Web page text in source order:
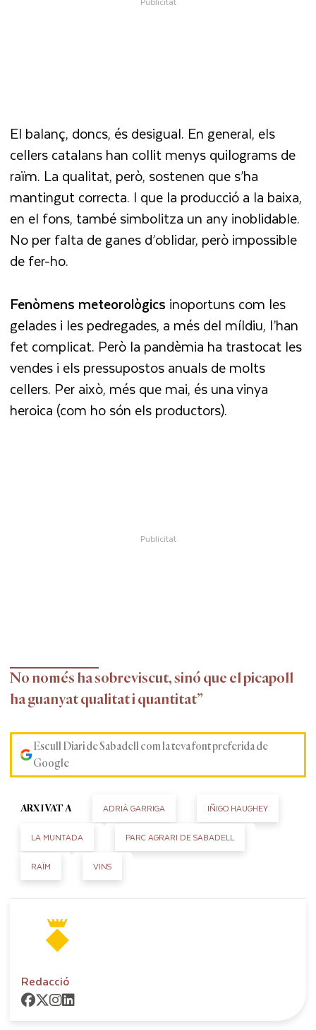
El balanç, doncs, és desigual. En general, els
cellers catalans han collit menys quilograms de
raïm. La qualitat, però, sostenen que s’ha
mantingut correcta. I que la producció a la baixa,
en el fons, també simbolitza un any inoblidable.
No per falta de ganes d’oblidar, però impossible
de fer-ho.
Fenòmens meteorològics inoportuns com les
gelades i les pedregades, a més del míldiu, l’han
fet complicat. Però la pandèmia ha trastocat les
vendes i els pressupostos anuals de molts
cellers. Per això, més que mai, és una vinya
heroica (com ho són els productors).
No només ha sobreviscut, sinó que el picapoll
ha guanyat qualitat i quantitat”
Escull Diari de Sabadell com la teva font preferida de
Google
ARXIVAT A ADRIÀ GARRIGA IÑIGO HAUGHEY
LA MUNTADA PARC AGRARI DE SABADELL
RAÏM VINS
Redacció